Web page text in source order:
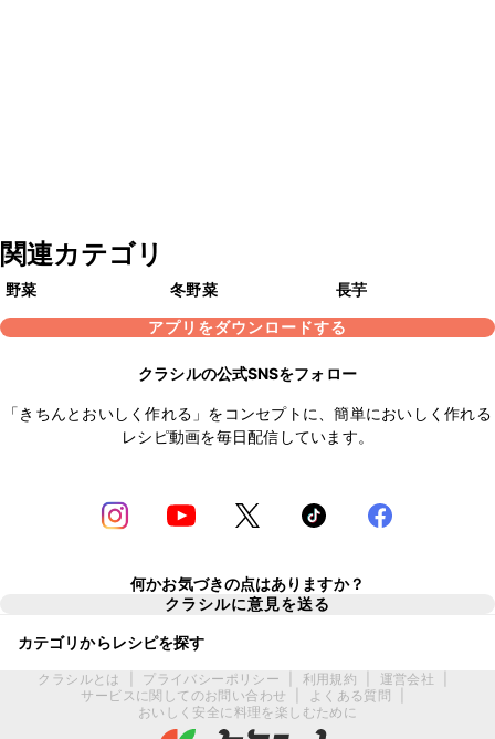
関連カテゴリ
野菜 冬野菜
長芋
アプリをダウンロードする
クラシルの公式SNSをフォロー
「きちんとおいしく作れる」をコンセプトに、簡単においしく作れる
レシピ動画を毎日配信しています。
何かお気づきの点はありますか？
クラシルに意見を送る
カテゴリからレシピを探す
クラシルとは プライバシーポリシー 利用規約 運営会社
サービスに関してのお問い合わせ
よくある質問
おいしく安全に料理を楽しむために